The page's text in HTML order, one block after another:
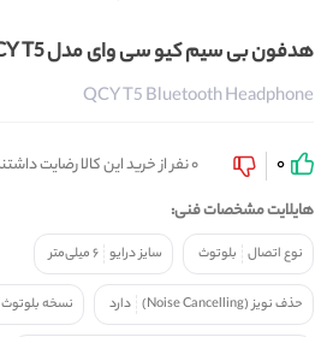
هدفون بی سیم کیو سی وای مدل QCY T5
QCY T5 Bluetooth Headphone
0
0 نفر از خرید این کالا رضایت داشتند.
هایلایت مشخصات فنی:
نوع اتصال بلوتوث سایز درایو ۶ میلی‌متر
حذف نویز (Noise Cancelling) دارد نسخه بلوتوث